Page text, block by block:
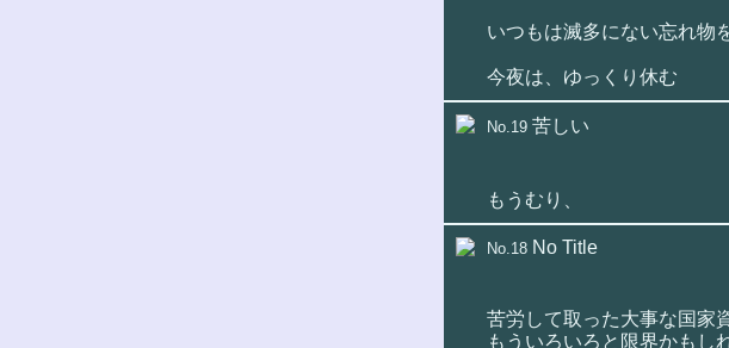
いつもは滅多にない忘れ
今夜は、ゆっくり休む
No.19 苦しい
もうむり、
No.18 No Title
苦労して取った大事な国家
もういろいろと限界かもし